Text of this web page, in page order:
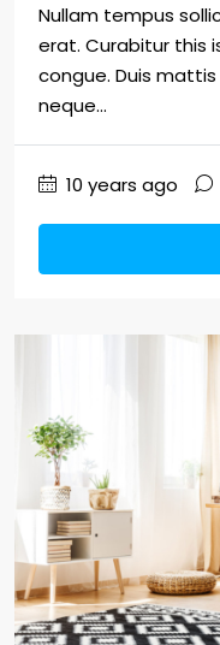
Nullam tempus
erat. Curabitur this
congue. Duis
neque...
10 years ago